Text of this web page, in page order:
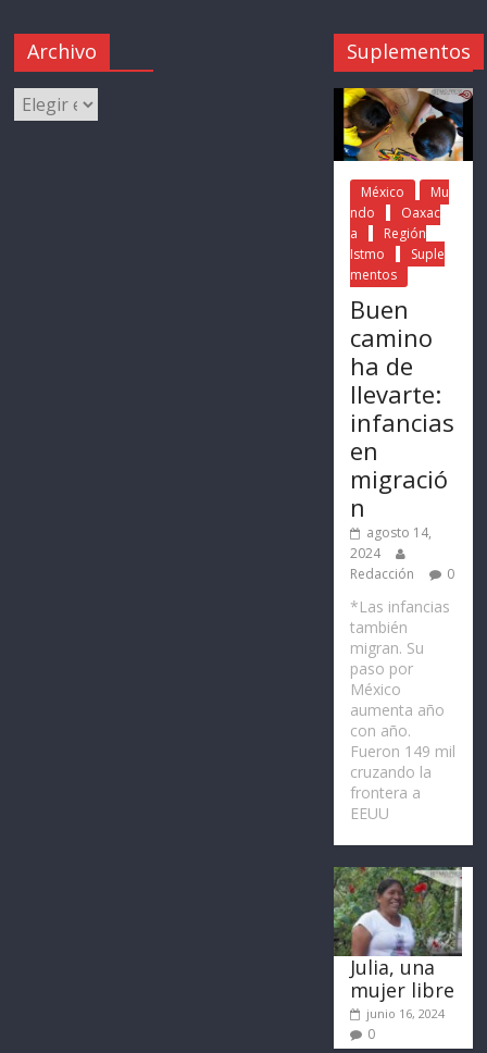
Archivo Suplementos
México
Mu
ndo
Oaxac
a
Región
Istmo
Suple
mentos
Buen
camino
ha de
llevarte:
infancias
en
migració
n
agosto 14,
2024
Redacción
0
*Las infancias
también
migran. Su
paso por
México
aumenta año
con año.
Fueron 149 mil
cruzando la
frontera a
EEUU
Julia, una
mujer libre
junio 16, 2024
0